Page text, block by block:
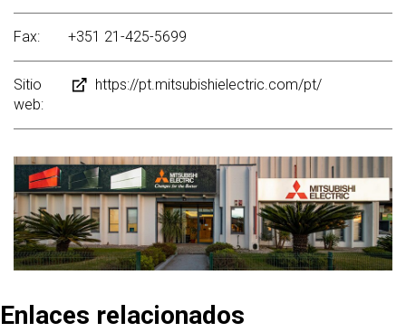
Fax: +351 21-425-5699
Sitio
web:
https://pt.mitsubishielectric.com/pt/
Enlaces relacionados